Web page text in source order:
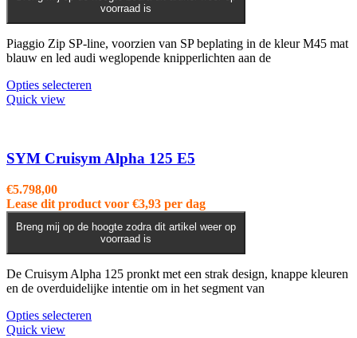
voorraad is
Piaggio Zip SP-line, voorzien van SP beplating in de kleur M45 mat
blauw en led audi weglopende knipperlichten aan de
Opties selecteren
Quick view
SYM Cruisym Alpha 125 E5
€5.798,00
Lease dit product voor €3,93 per dag
Breng mij op de hoogte zodra dit artikel weer op
voorraad is
De Cruisym Alpha 125 pronkt met een strak design, knappe kleuren
en de overduidelijke intentie om in het segment van
Opties selecteren
Quick view